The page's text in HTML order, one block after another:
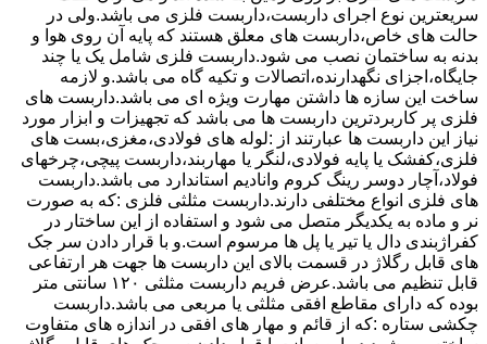
سریعترین نوع اجرای داربست،داربست فلزی می باشد.ولی در
حالت های خاص،داربست های معلق هستند که پایه آن روی هوا و
بدنه به ساختمان نصب می شود.داربست فلزی شامل یک یا چند
جایگاه،اجزای نگهدارنده،اتصالات و تکیه گاه می باشد.و لازمه
ساخت این سازه ها داشتن مهارت ویژه ای می باشد.داربست های
فلزی پر کاربردترین داربست ها می باشد که تجهیزات و ابزار مورد
نیاز این داربست ها عبارتند از :لوله های فولادی،مغزی،بست های
فلزی،کفشک یا پایه فولادی،لنگر یا مهاربند،داربست پیچی،چرخهای
فولاد،آچار دوسر رینگ کروم وانادیم استاندارد می باشد.داربست
های فلزی انواع مختلفی دارند.داربست مثلثی فلزی :که به صورت
نر و ماده به یکدیگر متصل می شود و استفاده از این ساختار در
کفراژبندی دال یا تیر یا پل ها مرسوم است.و با قرار دادن سر جک
های قابل رگلاژ در قسمت بالای این داربست ها جهت هر ارتفاعی
قابل تنظیم می باشد.عرض فریم داربست مثلثی ۱۲۰ سانتی متر
بوده که دارای مقاطع افقی مثلثی یا مربعی می باشد.داربست
چکشی ستاره :که از قائم و مهار های افقی در اندازه های متفاوت